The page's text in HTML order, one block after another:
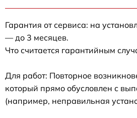
Гарантия от сервиса: на
— до 3 месяцев.
Что считается гарантийным
Для работ: Повторное
который прямо обусловлен с
(например, неправильная